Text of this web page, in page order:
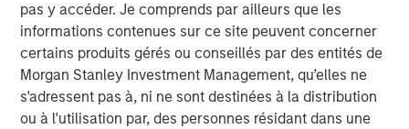
pas y accéder. Je comprends par ailleurs que les
informations contenues sur ce site peuvent concerner
certains produits gérés ou conseillés par des entités de
Morgan Stanley Investment Management, qu’elles ne
s'adressent pas à, ni ne sont destinées à la distribution
ou à l'utilisation par, des personnes résidant dans une
Counterpoint Global’s culture fosters collaboration,
creativity, continued development and differentiated
thinking.
Idées liées